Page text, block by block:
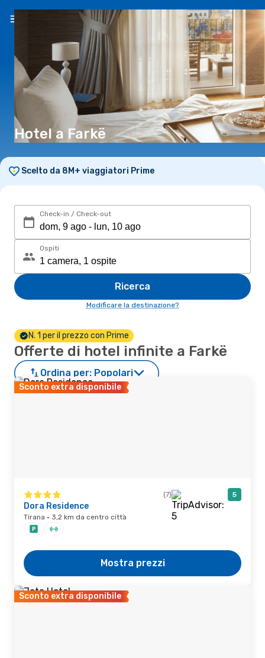
IT(€)
Hotel a Farkë
Scelto da 8M+ viaggiatori Prime
Check-in / Check-out
Ospiti
Ricerca
Modificare la destinazione?
N. 1 per il prezzo con Prime
Offerte di hotel infinite a Farkë
Ordina per: Popolari
Sconto extra disponibile
(7) 5
Dora Residence
Tirana · 3,2 km da centro città
Mostra prezzi
Sconto extra disponibile